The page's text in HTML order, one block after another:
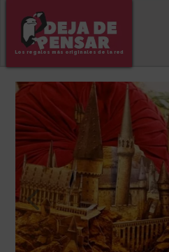
Los regalos más originales de la red